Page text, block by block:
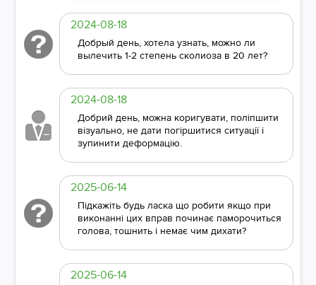
2024-08-18
Добрый день, хотела узнать, можно ли
вылечить 1-2 степень сколиоза в 20 лет?
2024-08-18
Добрий день, можна коригувати, поліпшити
візуально, не дати погіршитися ситуації і
зупинити деформацію.
2025-06-14
Підкажіть будь ласка що робити якщо при
виконанні цих вправ починає паморочиться
голова, тошнить і немає чим дихати?
2025-06-14